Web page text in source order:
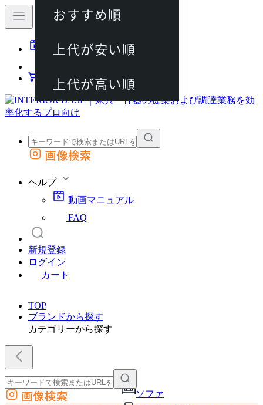
動画マニュアル
カート
外部サイトの商品をカートに追加
画像検索
ヘルプ
動画マニュアル
FAQ
新規登録
ログイン
カート
TOP
ブランドから探す
カテゴリーから探す
ソファ
外部サイトの商品をカートに追加
画像検索
おすすめ順
上代が安い順
上代が高い順